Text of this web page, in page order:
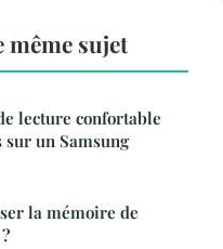
sujet
lecture confortable
un Samsung
la mémoire de